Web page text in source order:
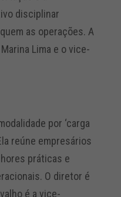
disciplinar
as operações. A
Lima e o vice-
por ‘carga
reúne empresários
práticas e
O diretor é
é a vice-